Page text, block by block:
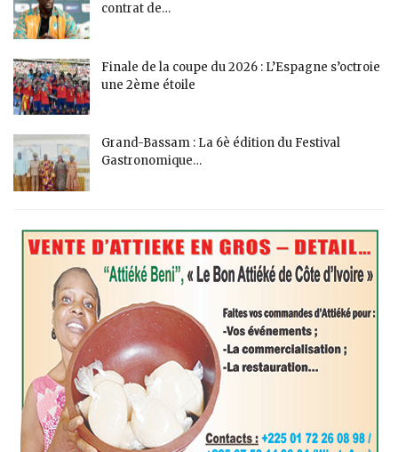
contrat de…
Finale de la coupe du 2026 : L’Espagne s’octroie
une 2ème étoile
Grand-Bassam : La 6è édition du Festival
Gastronomique…